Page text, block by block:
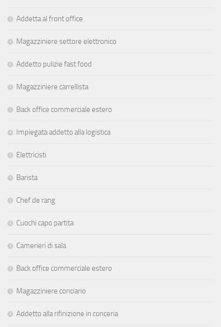
Addetta al front office
Magazziniere settore elettronico
Addetto pulizie fast food
Magazziniere carrellista
Back office commerciale estero
Impiegata addetto alla logistica
Elettricisti
Barista
Chef de rang
Cuochi capo partita
Camerieri di sala
Back office commerciale estero
Magazziniere conciario
Addetto alla rifinizione in conceria